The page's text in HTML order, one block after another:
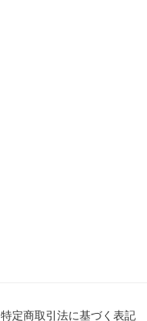
特定商取引法に基づく表記